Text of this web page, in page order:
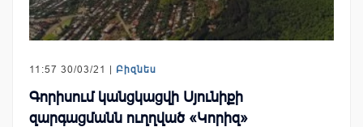
11:57 30/03/21 | Բիզնես
Գորիսում կանցկացվի Սյունիքի
զարգացմանն ուղղված «Կորիզ»